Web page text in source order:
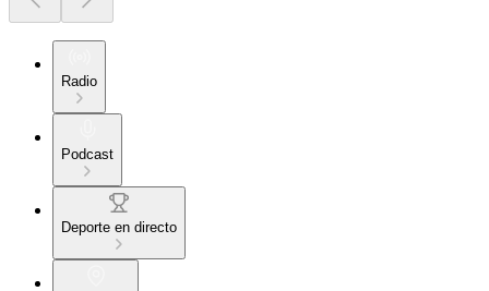
Radio
Podcast
Deporte en directo